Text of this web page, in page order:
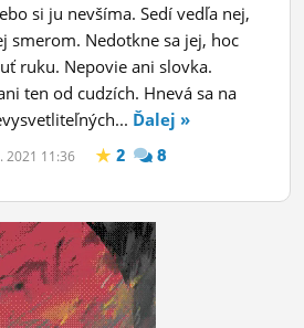
si ju nevšíma. Sedí vedľa nej,
smerom. Nedotkne sa jej, hoc
ruku. Nepovie ani slovka.
ten od cudzích. Hnevá sa na
Ďalej »
2021 11:36 2 8